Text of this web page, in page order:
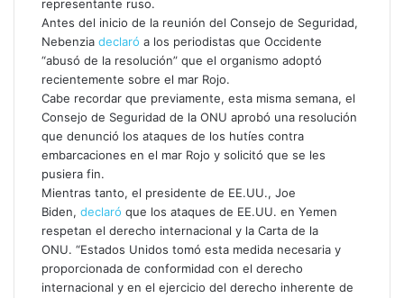
representante ruso.
Antes del inicio de la reunión del Consejo de Seguridad,
Nebenzia declaró a los periodistas que Occidente
“abusó de la resolución” que el organismo adoptó
recientemente sobre el mar Rojo.
Cabe recordar que previamente, esta misma semana, el
Consejo de Seguridad de la ONU aprobó una resolución
que denunció los ataques de los hutíes contra
embarcaciones en el mar Rojo y solicitó que se les
pusiera fin.
Mientras tanto, el presidente de EE.UU., Joe
Biden, declaró que los ataques de EE.UU. en Yemen
respetan el derecho internacional y la Carta de la
ONU. “Estados Unidos tomó esta medida necesaria y
proporcionada de conformidad con el derecho
internacional y en el ejercicio del derecho inherente de